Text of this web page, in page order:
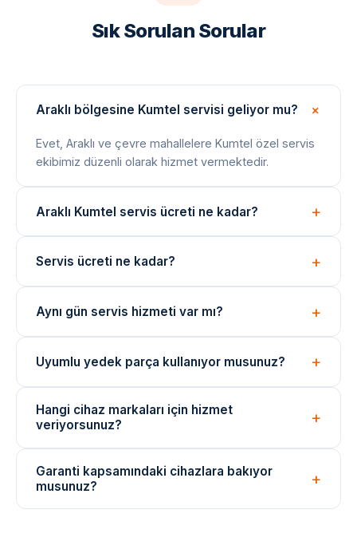
Sık Sorulan Sorular
Araklı bölgesine Kumtel servisi geliyor mu?
Evet, Araklı ve çevre mahallelere Kumtel özel servis
ekibimiz düzenli olarak hizmet vermektedir.
Araklı Kumtel servis ücreti ne kadar?
göre değişir; işlem öncesi net fiyat bilgisi paylaşılır.
Servis ücreti ne kadar?
ve değişen parçaya göre belirlenir. İşlem öncesi fiyat
Aynı gün servis hizmeti var mı?
ekibimizi yönlendirebiliyoruz. Acil durumlar için çağrı
Uyumlu yedek parça kullanıyor musunuz?
yedek parçalar kullanılmaktadır. Parça değişimlerinde
garanti verilir.
Hangi cihaz markaları için hizmet
veriyorsunuz?
daha birçok marka cihazı için bağımsız teknik servis
hizmeti sunuyoruz.
Garanti kapsamındaki cihazlara bakıyor
musunuz?